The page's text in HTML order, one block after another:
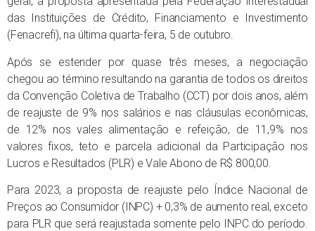
das Instituições de Crédito, Financiamento e Investimento
(Fenacrefi), na última quarta-feira, 5 de outubro.
Após se estender por quase três meses, a negociação
chegou ao término resultando na garantia de todos os direitos
da Convenção Coletiva de Trabalho (CCT) por dois anos, além
de reajuste de 9% nos salários e nas cláusulas econômicas,
de 12% nos vales alimentação e refeição, de 11,9% nos
valores fixos, teto e parcela adicional da Participação nos
Lucros e Resultados (PLR) e Vale Abono de R$ 800,00.
Para 2023, a proposta de reajuste pelo Índice Nacional de
Preços ao Consumidor (INPC) + 0,3% de aumento real, exceto
para PLR que será reajustada somente pelo INPC do período.